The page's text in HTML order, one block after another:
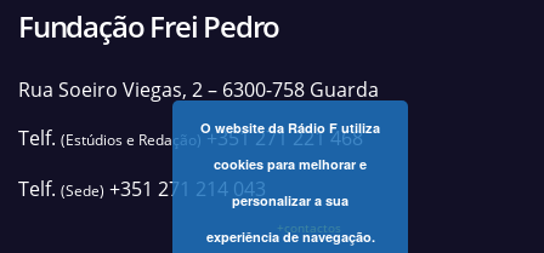
Fundação Frei Pedro
Rua Soeiro Viegas, 2 – 6300-758 Guarda
Telf. (Estúdios e Redação)+351 271 221 468
Telf. (Sede) +351 271 214 043
+contactos
O website da Rádio F utiliza
cookies para melhorar e
personalizar a sua
experiência de navegação.